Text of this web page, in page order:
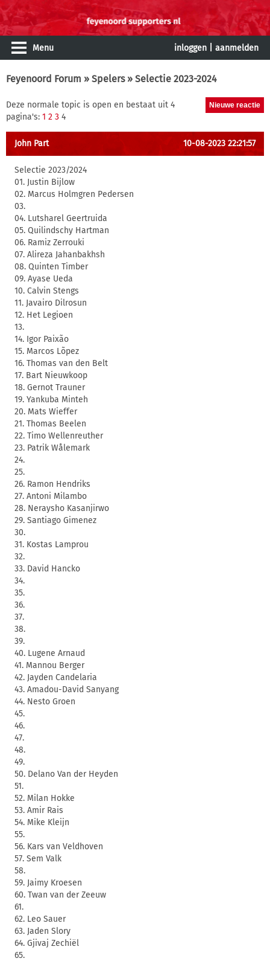
Menu inloggen aanmelden
Feyenoord Forum » Spelers» Selectie 2023-2024
Deze normale topic is open en bestaat uit 4
pagina's: 1 2 3 4
John Part 10-08-2023 22:21:57
Selectie 2023/2024
01. Justin Bijlow
02. Marcus Holmgren Pedersen
03.
04. Lutsharel Geertruida
05. Quilindschy Hartman
06. Ramiz Zerrouki
07. Alireza Jahanbakhsh
08. Quinten Timber
09. Ayase Ueda
10. Calvin Stengs
11. Javairo Dilrosun
12. Het Legioen
13.
14. Igor Paixão
15. Marcos Lõpez
16. Thomas van den Belt
17. Bart Nieuwkoop
18. Gernot Trauner
19. Yankuba Minteh
20. Mats Wieffer
21. Thomas Beelen
22. Timo Wellenreuther
23. Patrik Wålemark
24.
25.
26. Ramon Hendriks
27. Antoni Milambo
28. Neraysho Kasanjirwo
29. Santiago Gimenez
30.
31. Kostas Lamprou
32.
33. David Hancko
34.
35.
36.
37.
38.
39.
40. Lugene Arnaud
41. Mannou Berger
42. Jayden Candelaria
43. Amadou-David Sanyang
44. Nesto Groen
45.
46.
47.
48.
49.
50. Delano Van der Heyden
51.
52. Milan Hokke
53. Amir Rais
54. Mike Kleijn
55.
56. Kars van Veldhoven
57. Sem Valk
58.
59. Jaimy Kroesen
60. Twan van der Zeeuw
61.
62. Leo Sauer
63. Jaden Slory
64. Gjivaj Zechiël
65.